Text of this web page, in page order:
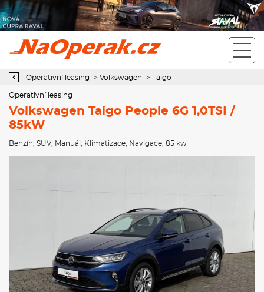
Operativní leasing Volkswagen Taigo People 6G 1,0TSI / 85kW
Operativní leasing > Volkswagen > Taigo
Operativní leasing
Volkswagen Taigo People 6G 1,0TSI /
85kW
Benzín SUV, Manuál Klimatizace Navigace , 85 kw